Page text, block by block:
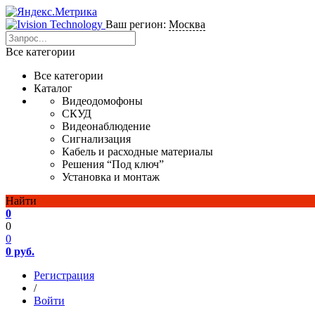
Ваш регион: Москва
Все категории
Все категории
Каталог
Видеодомофоны
СКУД
Видеонаблюдение
Сигнализация
Кабель и расходные материалы
Решения “Под ключ”
Установка и монтаж
Найти
0
0
0
0 руб.
Регистрация
/
Войти